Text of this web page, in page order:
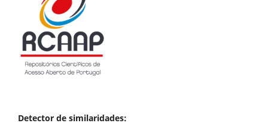
Detector de similaridades: